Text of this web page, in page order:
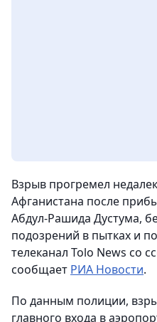
Взрыв прогремел
Афганистана после
Абдул-Рашида Дустума,
подозрений в пытках и
телеканал Tolo News со
сообщает РИА Новости.
По данным полиции,
главного входа в